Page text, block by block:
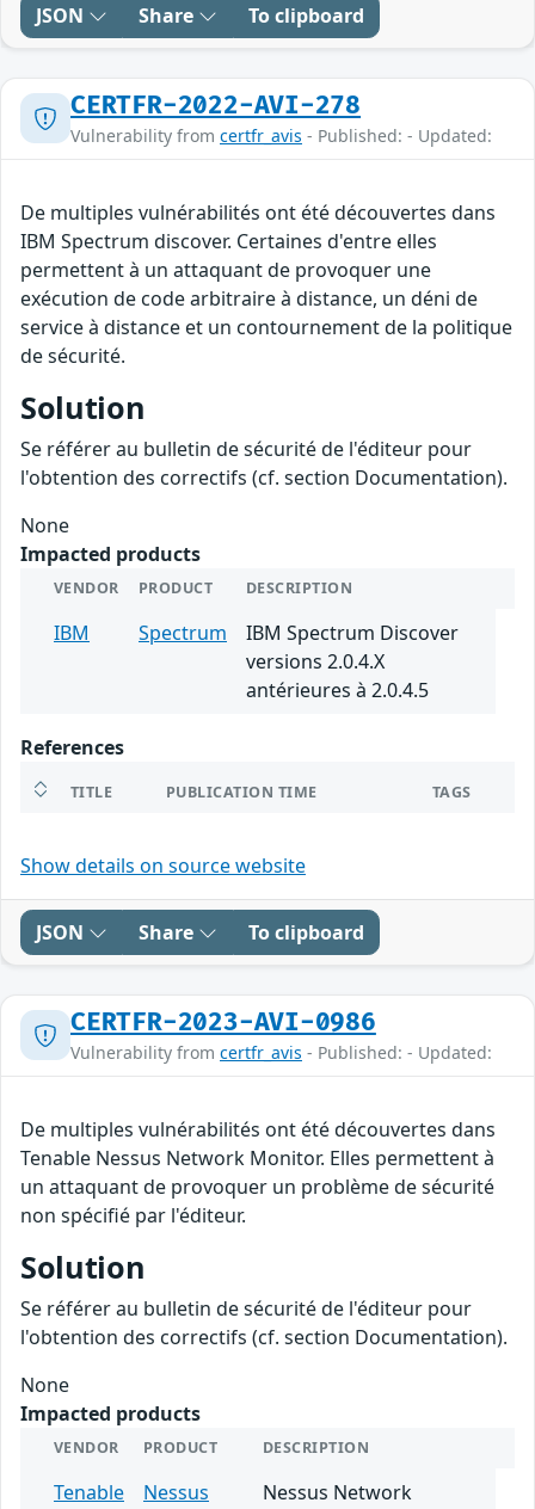
JSON Share To clipboard
CERTFR-2022-AVI-278
Vulnerability from certfr_avis - Published: - Updated:
De multiples vulnérabilités ont été découvertes dans
IBM Spectrum discover. Certaines d'entre elles
permettent à un attaquant de provoquer une
exécution de code arbitraire à distance, un déni de
service à distance et un contournement de la politique
de sécurité.
Solution
Se référer au bulletin de sécurité de l'éditeur pour
l'obtention des correctifs (cf. section Documentation).
None
Impacted products
VENDOR PRODUCT DESCRIPTION
IBM Spectrum
IBM Spectrum Discover
versions 2.0.4.X
antérieures à 2.0.4.5
References
TITLE PUBLICATION TIME TAGS
Show details on source website
JSON Share To clipboard
CERTFR-2023-AVI-0986
Vulnerability from certfr_avis - Published: - Updated:
De multiples vulnérabilités ont été découvertes dans
Tenable Nessus Network Monitor. Elles permettent à
un attaquant de provoquer un problème de sécurité
non spécifié par l'éditeur.
Solution
Se référer au bulletin de sécurité de l'éditeur pour
l'obtention des correctifs (cf. section Documentation).
None
Impacted products
VENDOR PRODUCT DESCRIPTION
Tenable
Nessus
Nessus Network